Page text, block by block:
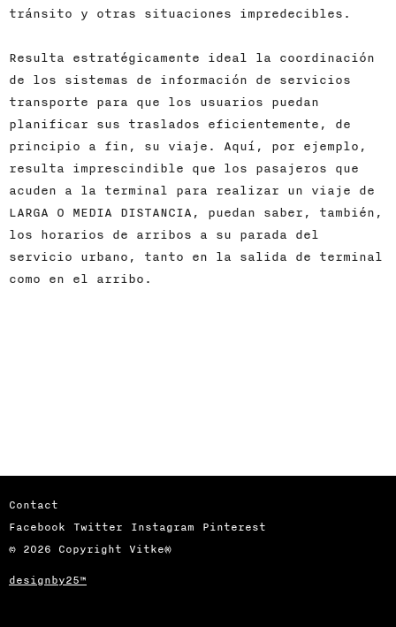
tránsito y otras situaciones impredecibles.
Resulta estratégicamente ideal la coordinación
de los sistemas de información de servicios
transporte para que los usuarios puedan
planificar sus traslados eficientemente, de
principio a fin, su viaje. Aquí, por ejemplo,
resulta imprescindible que los pasajeros que
acuden a la terminal para realizar un viaje de
LARGA O MEDIA DISTANCIA, puedan saber, también,
los horarios de arribos a su parada del
servicio urbano, tanto en la salida de terminal
como en el arribo.
Contact
Facebook
Twitter Instagram
Pinterest
© 2026 Copyright Vitke®
designby25™